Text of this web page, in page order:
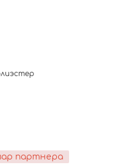
партнера